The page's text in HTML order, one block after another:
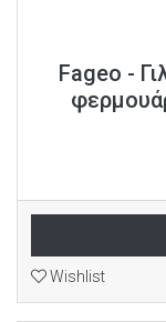
Fageo -
Wishlist